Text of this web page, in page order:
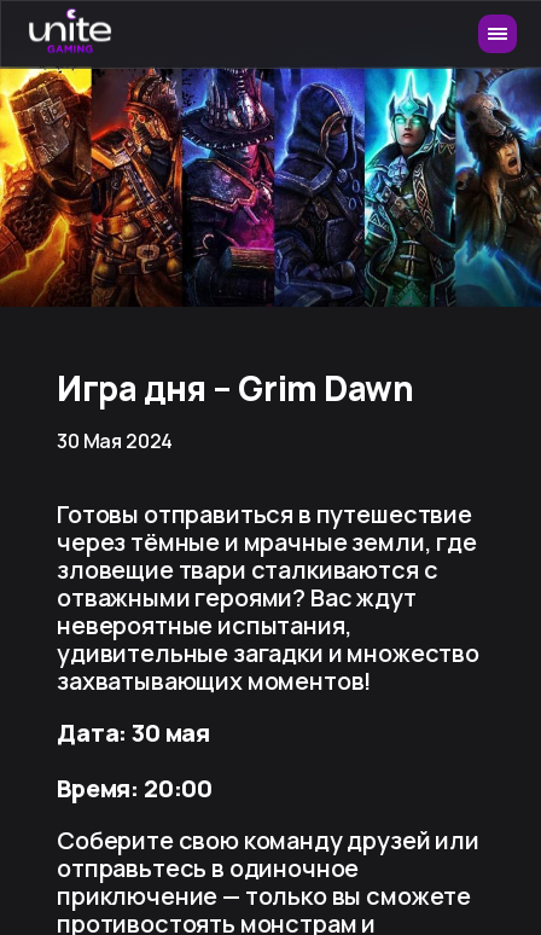
Игра дня – Grim Dawn
30 Мая 2024
Готовы отправиться в путешествие
через тёмные и мрачные земли, где
зловещие твари сталкиваются с
отважными героями? Вас ждут
невероятные испытания,
удивительные загадки и множество
захватывающих моментов!
Дата: 30 мая
Время: 20:00
Соберите свою команду друзей или
отправьтесь в одиночное
приключение — только вы сможете
противостоять монстрам и